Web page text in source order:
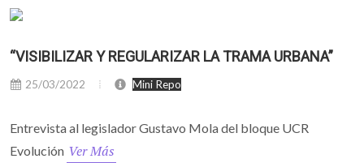
“VISIBILIZAR Y REGULARIZAR LA TRAMA URBANA”
25/03/2022 Mini Repo
Entrevista al legislador Gustavo Mola del bloque UCR
Evolución Ver Más